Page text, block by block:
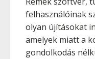
felhasználóinak
olyan újításokat
amelyek miatt a
gondolkodás